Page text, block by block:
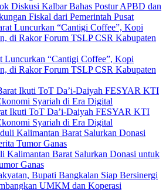
Diskusi Kalbar Bahas Postur APBD dan
Fiskal dari Pemerintah Pusat
Luncurkan “Cantigi Coffee”, Kopi
di Rakor Forum TSLP CSR Kabupaten
Ikuti ToT Da’i-Daiyah FESYAR KTI
Syariah di Era Digital
Barat Salurkan Donasi untuk
Ganas